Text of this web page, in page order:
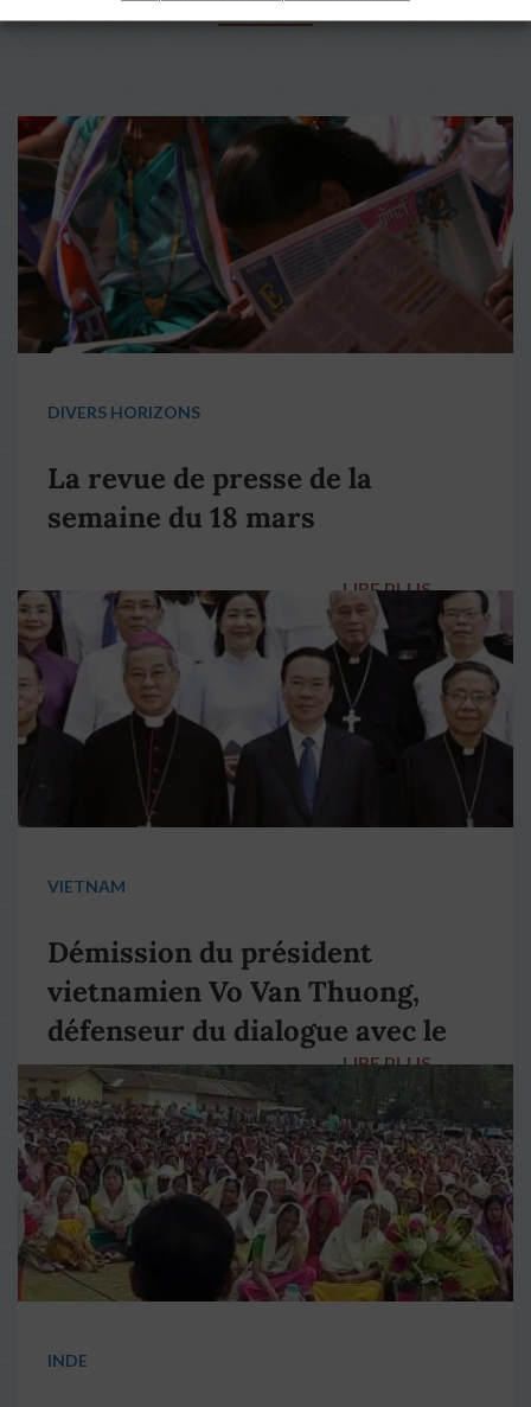
DIVERS HORIZONS
La revue de presse de la
semaine du 18 mars
LIRE PLUS →
VIETNAM
Démission du président
vietnamien Vo Van Thuong,
défenseur du dialogue avec le
pape François
LIRE PLUS →
INDE